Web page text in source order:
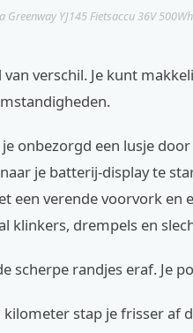
Greenway YJ145 Fietsaccu 36V
van verschil. Je kunt
onbezorgd een lusje
je batterij-display te
een verende voorvork en
klinkers, drempels en
scherpe randjes eraf. Je
kilometer stap je frisser af